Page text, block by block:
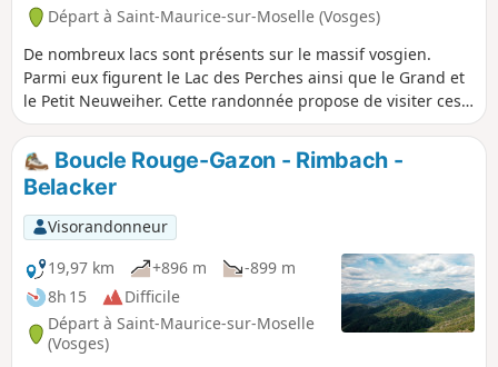
Départ à Saint-Maurice-sur-Moselle (Vosges)
De nombreux lacs sont présents sur le massif vosgien.
Parmi eux figurent le Lac des Perches ainsi que le Grand et
le Petit Neuweiher. Cette randonnée propose de visiter ces
lacs et de partir jusqu'à la Roche de l'Enfer. Les points de
vue sont nombreux, surtout sur la première partie. C'est
une randonnée technique et sportive, mais très très belle.
Quand il y a de l'eau, la cascade de 70 mètres du Gazon Vert
s'offre en spectacle. Parmi les points de vue présents
figurent ceux de la Tête du Rouge Gazon, du Gazon Vert, de
la Roche de l'Enfer ainsi que deux sur le Petit et le Grand
Neuweiher.
Boucle Rouge-Gazon - Rimbach -
Belacker
Visorandonneur
19,97 km
+896 m
-899 m
8h 15
Difficile
Départ à Saint-Maurice-sur-Moselle
(Vosges)